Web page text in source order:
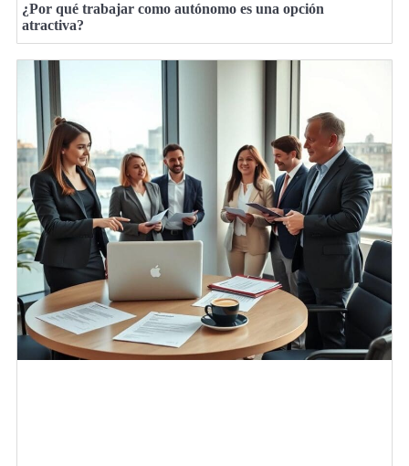
¿Por qué trabajar como autónomo es una opción
atractiva?